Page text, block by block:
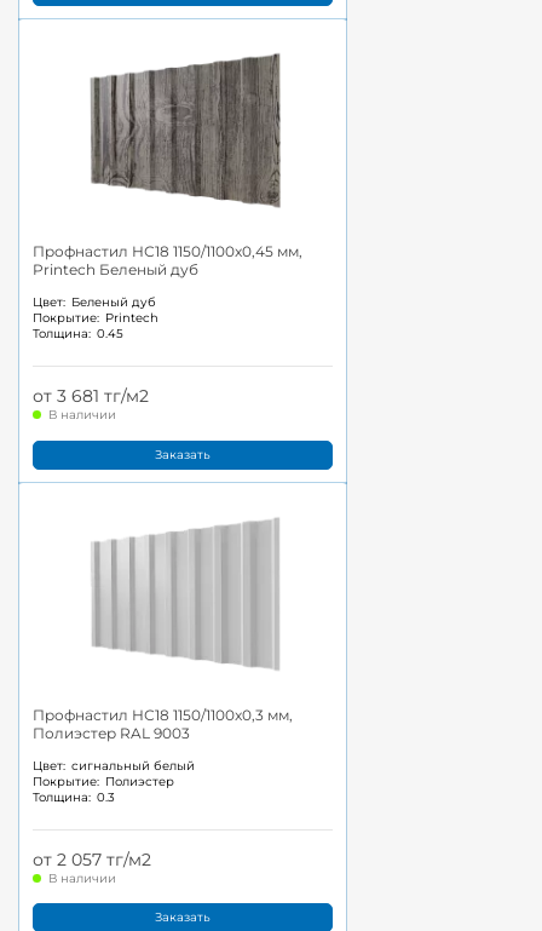
Профнастил НС18 1150/1100x0,45 мм,
Printech Беленый дуб
Цвет: Беленый дуб
Покрытие: Printech
Толщина: 0.45
от 3 681 тг/м2
В наличии
Заказать
Профнастил НС18 1150/1100x0,3 мм,
Полиэстер RAL 9003
Цвет: сигнальный белый
Покрытие: Полиэстер
Толщина: 0.3
от 2 057 тг/м2
В наличии
Заказать